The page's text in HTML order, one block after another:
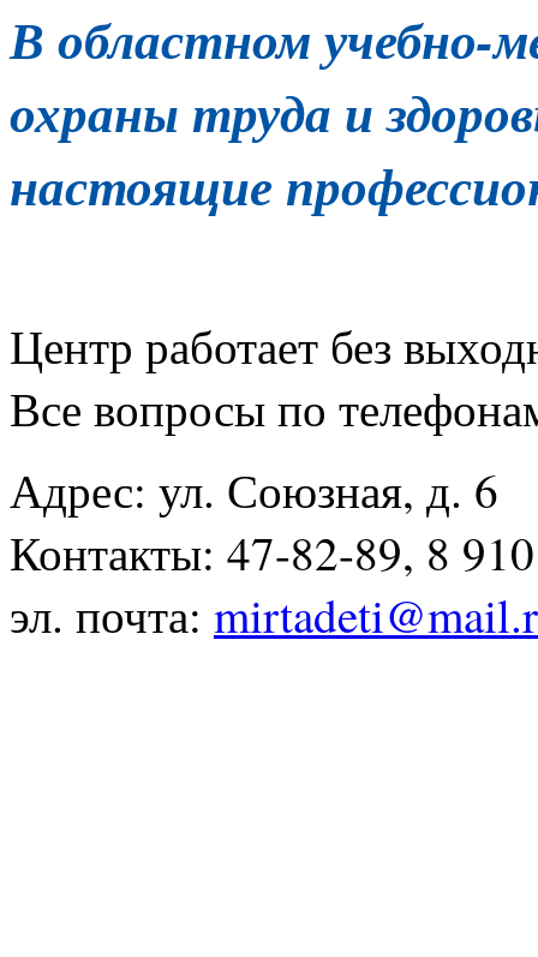
В областном учебно-
охранытруда и
настоящие
Центр работает без
Все вопросы по
Адрес: ул. Союзная, д. 6
Контакты: 47-82-89, 8
эл. почта: